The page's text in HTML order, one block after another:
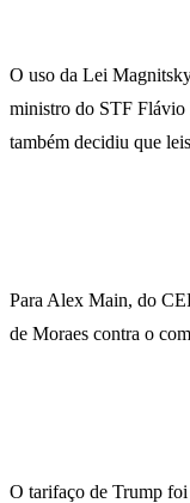
O uso da Lei
ministro do STF Flávio
também decidiu que
Para Alex Main, do
de Moraes contra o
O tarifaço de Trump foi